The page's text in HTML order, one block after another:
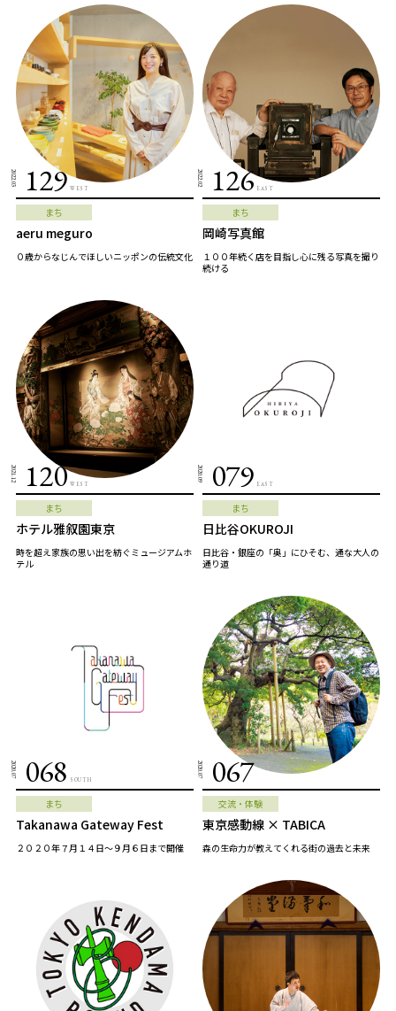
2022.03 129 WEST
まち
aeru meguro
０歳からなじんでほしいニッポンの伝統文化
2022.02 126 EAST
まち
岡崎写真館
１００年続く店を目指し心に残る写真を撮り
続ける
2021.12 120 WEST
まち
ホテル雅叙園東京
時を超え家族の思い出を紡ぐミュージアムホ
テル
2020.09 079 EAST
まち
日比谷OKUROJI
日比谷・銀座の「奥」にひそむ、通な大人の
通り道
2020.07 068 SOUTH
まち
Takanawa Gateway Fest
２０２０年７月１４日～９月６日まで開催
2020.07 067
交流・体験
東京感動線 × TABICA
森の生命力が教えてくれる街の過去と未来